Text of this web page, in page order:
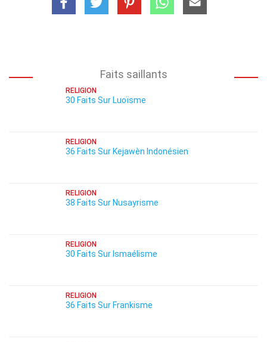
Faits saillants
RELIGION
30 Faits Sur Luoïsme
RELIGION
36 Faits Sur Kejawèn Indonésien
RELIGION
38 Faits Sur Nusayrisme
RELIGION
30 Faits Sur Ismaélisme
RELIGION
36 Faits Sur Frankisme